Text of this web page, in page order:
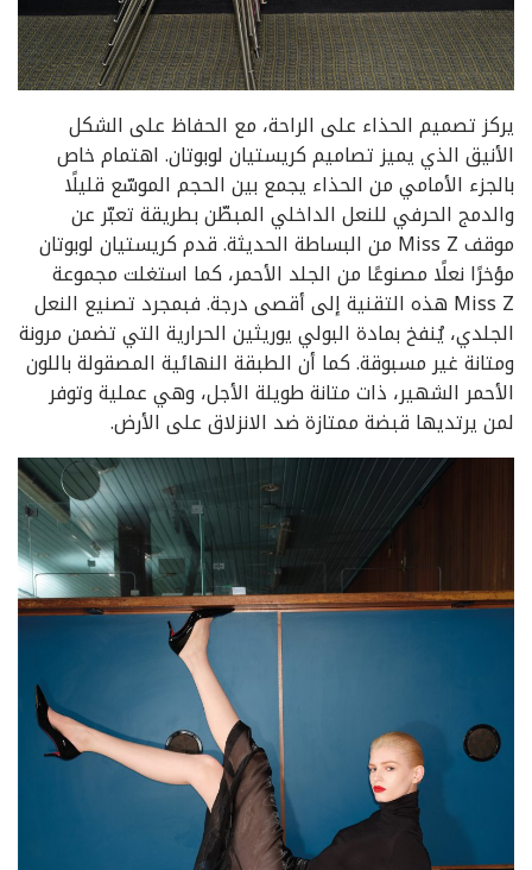
يركز تصميم الحذاء على الراحة، مع الحفاظ على الشكل
الأنيق الذي يميز تصاميم كريستيان لوبوتان. اهتمام خاص
بالجزء الأمامي من الحذاء يجمع بين الحجم الموسّع قليلًا
والدمج الحرفي للنعل الداخلي المبطّن بطريقة تعبّر عن
موقف Miss Z من البساطة الحديثة. قدم كريستيان لوبوتان
مؤخرًا نعلًا مصنوعًا من الجلد الأحمر، كما استغلت مجموعة
Miss Z هذه التقنية إلى أقصى درجة. فبمجرد تصنيع النعل
الجلدي، يُنفخ بمادة البولي يوريثين الحرارية التي تضمن مرونة
ومتانة غير مسبوقة. كما أن الطبقة النهائية المصقولة باللون
الأحمر الشهير، ذات متانة طويلة الأجل، وهي عملية وتوفر
لمن يرتديها قبضة ممتازة ضد الانزلاق على الأرض.